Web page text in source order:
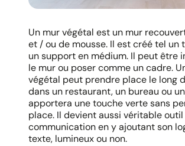
Un mur végétal est un mur
et / ou de mousse. Il est créé tel un
un support en médium. Il peut être
le mur ou poser comme un cadre.
végétal peut prendre place le long
dans un restaurant, un bureau ou
apportera une touche verte sans
place. Il devient aussi véritable
communication en y ajoutant son
texte, lumineux ou non.